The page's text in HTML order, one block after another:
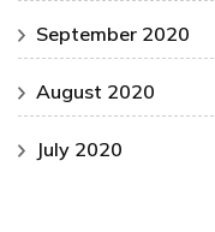
September 2020
August 2020
July 2020